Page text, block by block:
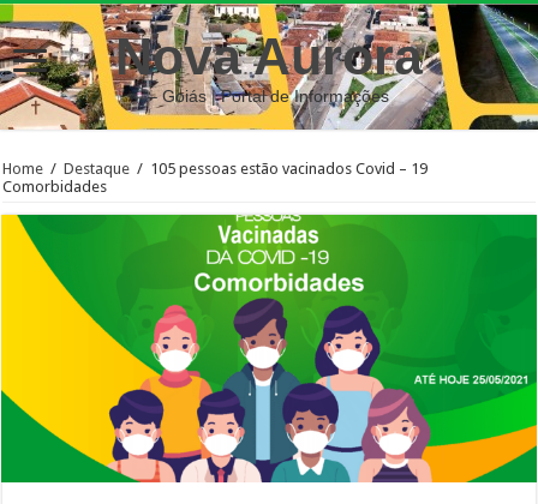
Nova Aurora
– Goiás | Portal de Informações
Home / Destaque / 105 pessoas estão vacinados Covid – 19
Comorbidades